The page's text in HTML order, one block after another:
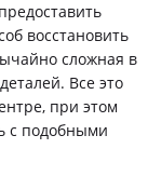
восстановить
сложная в
Все это
при этом
с подобными